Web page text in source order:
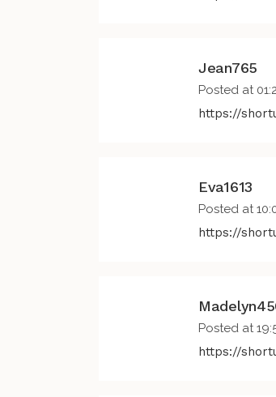
Jean765
Posted at
https://
Eva1613
Posted at
https://
Posted at
https://